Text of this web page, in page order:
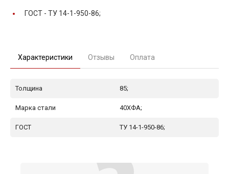
ГОСТ - ТУ 14-1-950-86;
Характеристики Отзывы Оплата
Толщина 85;
Марка стали 40ХФА;
ГОСТ ТУ 14-1-950-86;